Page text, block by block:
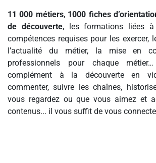
11 000 métiers, 1000 fiches
de découverte, les formations liées à
compétences requises pour les exercer,
l’actualité du métier, la mise en
professionnels pour chaque
complément à la découverte en
commenter, suivre les chaînes,
vous regardez ou que vous aimez et
contenus... il vous suffit de vous